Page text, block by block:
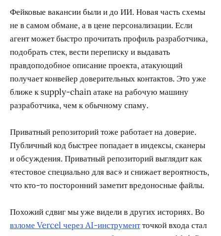
Фейковые вакансии были и до ИИ. Новая часть схемы
не в самом обмане, а в цене персонализации. Если
агент может быстро прочитать профиль разработчика,
подобрать стек, вести переписку и выдавать
правдоподобное описание проекта, атакующий
получает конвейер доверительных контактов. Это уже
ближе к supply-chain атаке на рабочую машину
разработчика, чем к обычному спаму.
Приватный репозиторий тоже работает на доверие.
Публичный код быстрее попадает в индексы, сканеры
и обсуждения. Приватный репозиторий выглядит как
«тестовое специально для вас» и снижает вероятность,
что кто-то посторонний заметит вредоносные файлы.
Похожий сдвиг мы уже видели в других историях. Во
взломе Vercel через AI-инструментточкой входа стал